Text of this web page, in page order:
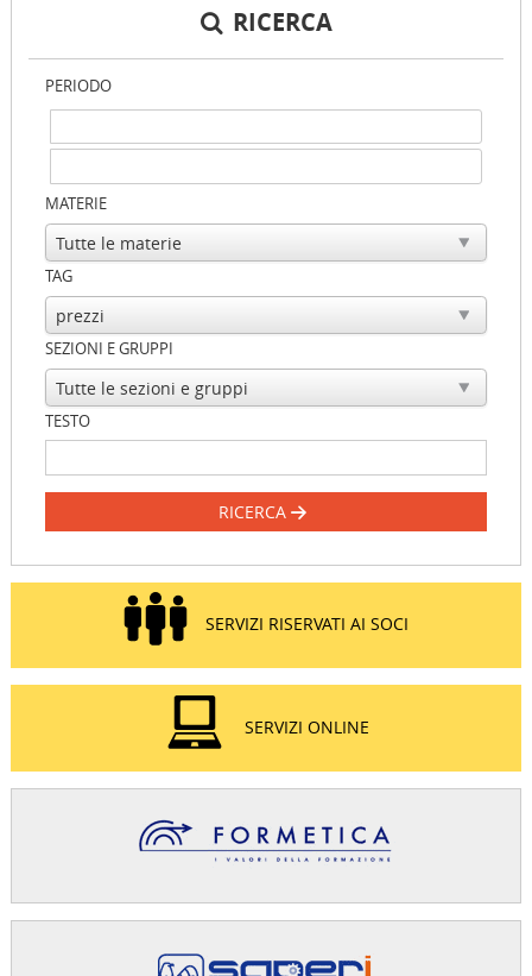
RICERCA
PERIODO
MATERIE
TAG
SEZIONI E GRUPPI
TESTO
RICERCA
SERVIZI RISERVATI AI SOCI
SERVIZI ONLINE